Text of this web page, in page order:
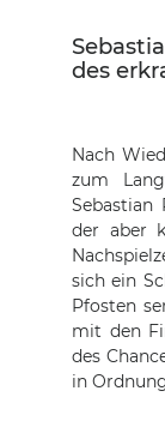
des
Nach
zum
Sebastian
der aber
sich ein
Pfosten
mit den
des
in